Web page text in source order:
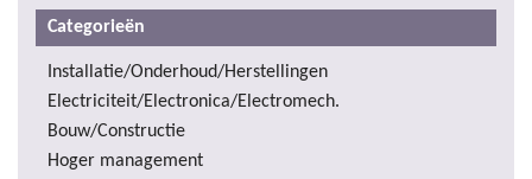
Categorieën
Installatie/Onderhoud/Herstellingen
Electriciteit/Electronica/Electromech.
Bouw/Constructie
Hoger management